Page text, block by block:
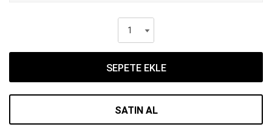
SEPETE EKLE
SATIN AL